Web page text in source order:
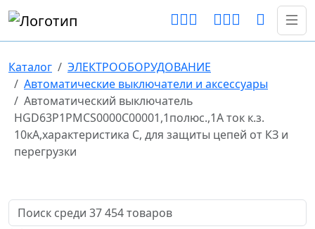
Каталог
ЭЛЕКТРООБОРУДОВАНИЕ
Автоматические выключатели и аксессуары
Автоматический выключатель
HGD63P1PMCS0000C00001,1полюс.,1A ток к.з.
10кА,характеристика С, для защиты цепей от КЗ и
перегрузки
Поиск товаров по названию или артикулу